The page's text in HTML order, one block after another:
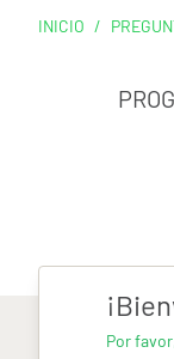
INICIO /
Por